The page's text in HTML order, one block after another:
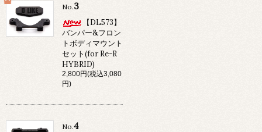
No.3
【DL573】
バンパー&フロン
トボディマウント
セット(for Re-R
HYBRID)
2,800円(税込3,080
円)
No.4